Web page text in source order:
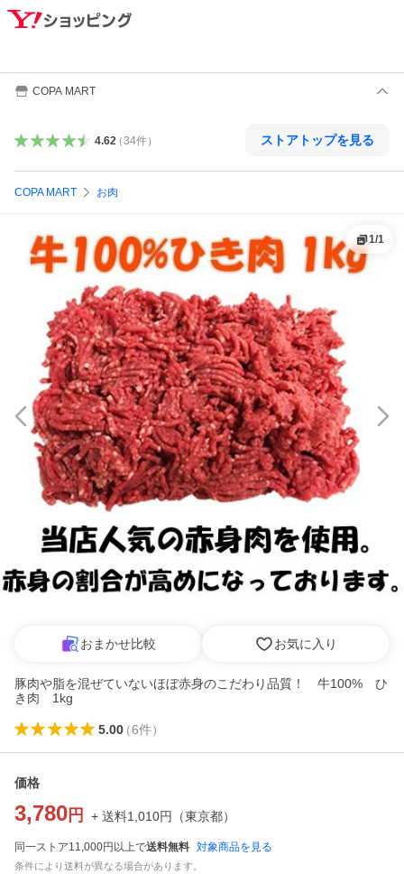
COPA MART
4.62（34件） ストアトップを見る
COPA MART お肉
1/1
おまかせ比較 お気に入り
豚肉や脂を混ぜていないほぼ赤身のこだわり品質！ 牛100% ひ
き肉 1kg
5.00（6件）
価格
3,780 円 + 送料1,010円 （東京都）
同一ストア11,000円以上で送料無料 対象商品を見る
条件により送料が異なる場合があります。